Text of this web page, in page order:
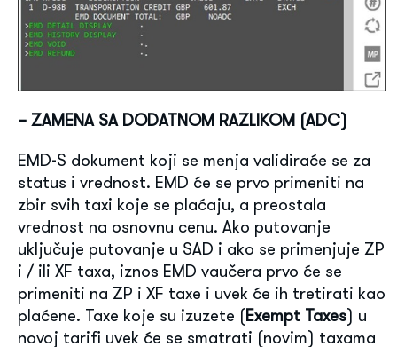
– ZAMENA SA DODATNOM RAZLIKOM (ADC)
EMD-S dokument koji se menja validiraće se za
status i vrednost. EMD će se prvo primeniti na
zbir svih taxi koje se plaćaju, a preostala
vrednost na osnovnu cenu. Ako putovanje
uključuje putovanje u SAD i ako se primenjuje ZP
i / ili XF taxa, iznos EMD vaučera prvo će se
primeniti na ZP i XF taxe i uvek će ih tretirati kao
plaćene. Taxe koje su izuzete (Exempt Taxes) u
novoj tarifi uvek će se smatrati (novim) taxama